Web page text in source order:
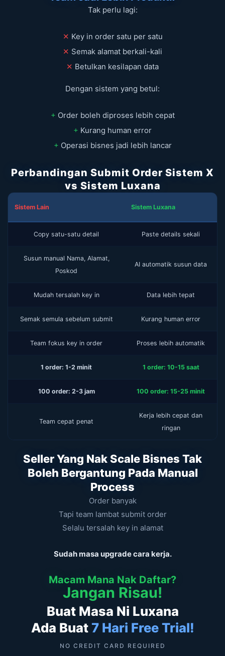
Tak perlu lagi:
✕ Key in order satu per satu
✕ Semak alamat berkali-kali
✕ Betulkan kesilapan data
Dengan sistem yang betul:
+ Order boleh diproses lebih cepat
+ Kurang human error
+ Operasi bisnes jadi lebih lancar
Perbandingan Submit Order Sistem X
vs Sistem Luxana
Sistem Lain Sistem Luxana
Copy satu-satu detail Paste details sekali
Susun manual Nama, Alamat,
Poskod
AI automatik susun data
Mudah tersalah key in Data lebih tepat
Semak semula sebelum submit Kurang human error
Team fokus key in order Proses lebih automatik
1 order: 1-2 minit 1 order: 10-15 saat
100 order: 2-3 jam 100 order: 15-25 minit
Team cepat penat
Kerja lebih cepat dan
ringan
Seller Yang Nak Scale Bisnes Tak
Boleh Bergantung Pada Manual
Process
Order banyak
Tapi team lambat submit order
Selalu tersalah key in alamat
Sudah masa upgrade cara kerja.
Macam Mana Nak Daftar?
Jangan Risau!
Buat Masa Ni Luxana
Ada Buat 7 Hari Free Trial!
NO CREDIT CARD REQUIRED